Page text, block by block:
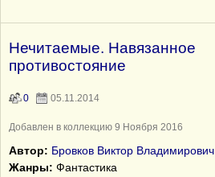
Нечитаемые. Навязанное
противостояние
0 05.11.2014
Добавлен в коллекцию 9 Ноября 2016
Автор: Бровков Виктор Владимирович
Жанры: Фантастика